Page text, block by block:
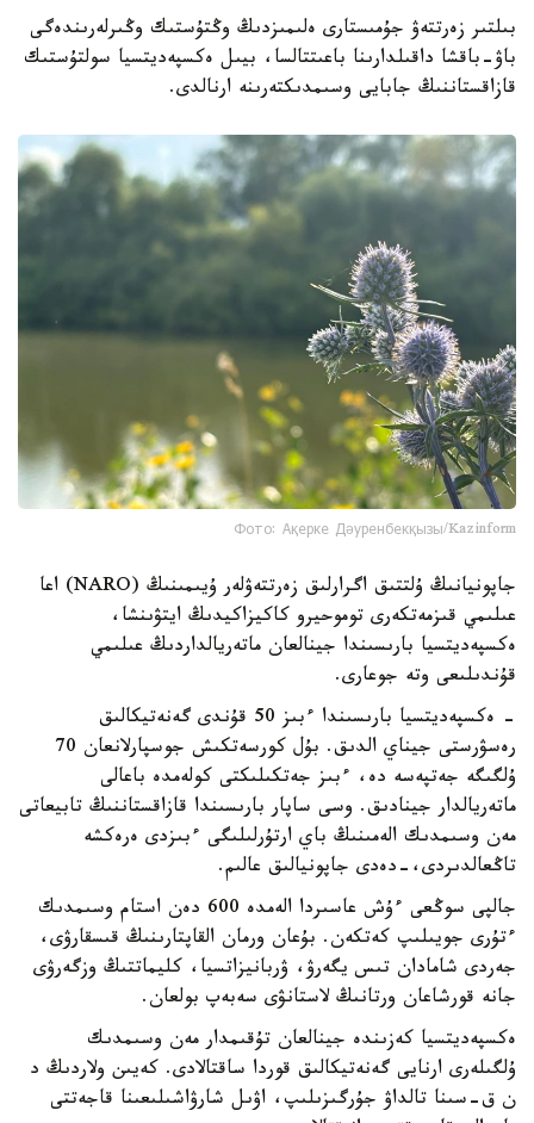
بىلتىر زەرتتەۋ جۇمىستارى ەلىمىزدىڭ وڭتۇستىك وڭىرلەرىندەگى
باۋ-باقشا داقىلدارىنا باعىتتالسا، بيىل ەكسپەديتسيا سولتۇستىك
قازاقستاننىڭ جابايى وسىمدىكتەرىنە ارنالدى.
Фото: Ақерке Дәуренбекқызы/Kazinform
جاپونيانىڭ ۇلتتىق اگرارلىق زەرتتەۋلەر ۇيىمىنىڭ (NARO) اعا
عىلىمي قىزمەتكەرى توموحيرو كاكيزاكيدىڭ ايتۋىنشا،
ەكسپەديتسيا بارىسىندا جينالعان ماتەريالداردىڭ عىلىمي
قۇندىلىعى وتە جوعارى.
- ەكسپەديتسيا بارىسىندا ءبىز 50 قۇندى گەنەتيكالىق
رەسۋرستى جيناي الدىق. بۇل كورسەتكىش جوسپارلانعان 70
ۇلگىگە جەتپەسە دە، ءبىز جەتكىلىكتى كولەمدە باعالى
ماتەريالدار جينادىق. وسى ساپار بارىسىندا قازاقستاننىڭ تابيعاتى
مەن وسىمدىك الەمىنىڭ باي ارتۇرلىلىگى ءبىزدى ەرەكشە
تاڭعالدىردى،-دەدى جاپونيالىق عالىم.
جالپى سوڭعى ءۇش عاسىردا الەمدە 600 دەن استام وسىمدىك
ءتۇرى جويىلىپ كەتكەن. بۇعان ورمان القاپتارىنىڭ قىسقارۋى،
جەردى شامادان تىس يگەرۋ، ۋربانيزاتسيا، كليماتتىڭ وزگەرۋى
جانە قورشاعان ورتانىڭ لاستانۋى سەبەپ بولعان.
ەكسپەديتسيا كەزىندە جينالعان تۇقىمدار مەن وسىمدىك
ۇلگىلەرى ارنايى گەنەتيكالىق قوردا ساقتالادى. كەيىن ولاردىڭ د
ن ق-سىنا تالداۋ جۇرگىزىلىپ، اۋىل شارۋاشىلىعىنا قاجەتتى